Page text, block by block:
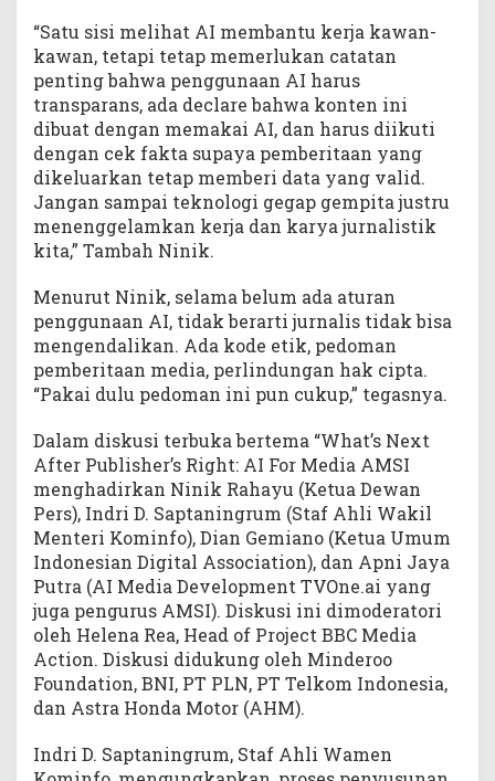
“Satu sisi melihat AI membantu kerja kawan-
kawan, tetapi tetap memerlukan catatan
penting bahwa penggunaan AI harus
transparans, ada declare bahwa konten ini
dibuat dengan memakai AI, dan harus diikuti
dengan cek fakta supaya pemberitaan yang
dikeluarkan tetap memberi data yang valid.
Jangan sampai teknologi gegap gempita justru
menenggelamkan kerja dan karya jurnalistik
kita,” Tambah Ninik.
Menurut Ninik, selama belum ada aturan
penggunaan AI, tidak berarti jurnalis tidak bisa
mengendalikan. Ada kode etik, pedoman
pemberitaan media, perlindungan hak cipta.
“Pakai dulu pedoman ini pun cukup,” tegasnya.
Dalam diskusi terbuka bertema “What’s Next
After Publisher’s Right: AI For Media AMSI
menghadirkan Ninik Rahayu (Ketua Dewan
Pers), Indri D. Saptaningrum (Staf Ahli Wakil
Menteri Kominfo), Dian Gemiano (Ketua Umum
Indonesian Digital Association), dan Apni Jaya
Putra (AI Media Development TVOne.ai yang
juga pengurus AMSI). Diskusi ini dimoderatori
oleh Helena Rea, Head of Project BBC Media
Action. Diskusi didukung oleh Minderoo
Foundation, BNI, PT PLN, PT Telkom Indonesia,
dan Astra Honda Motor (AHM).
Indri D. Saptaningrum, Staf Ahli Wamen